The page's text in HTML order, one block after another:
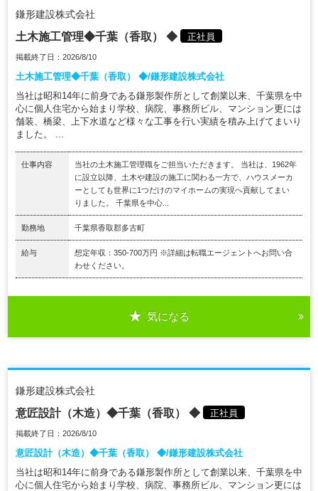
鎌形建設株式会社
土木施工管理◆千葉（香取） ◆ 正社員
掲載終了日：2026/8/10
土木施工管理◆千葉（香取） ◆/鎌形建設株式会社
当社は昭和14年に前身である鎌形製作所として創業以来、千葉県を中
心に個人住宅から始まり学校、病院、事務所ビル、マンション更には
舗装、橋梁、上下水道など様々な工事を行い実績を積み上げてまいり
ました。 ...
仕事内容
当社の土木施工管理職をご担当いただきます。 当社は、1962年
に設立以降、土木や建設の施工に関わる一方で、ハウスメーカ
ーとしても世界に1つだけのマイホームの実現へ貢献してまい
りました。 千葉県を中心...
勤務地 千葉県香取郡多古町
給与
想定年収：350-700万円 ※詳細は転職エージェントへお問い合
わせください。
気になる
鎌形建設株式会社
意匠設計（木造）◆千葉（香取） ◆ 正社員
掲載終了日：2026/8/10
意匠設計（木造）◆千葉（香取） ◆/鎌形建設株式会社
当社は昭和14年に前身である鎌形製作所として創業以来、千葉県を中
心に個人住宅から始まり学校、病院、事務所ビル、マンション更には